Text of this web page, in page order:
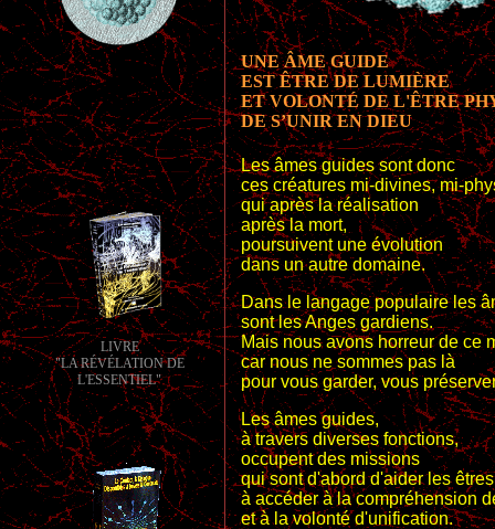
LIVRE
"LA RÉVÉLATION DE
L'ESSENTIEL"
UNE ÂME GUIDE
EST ÊTRE DE LUMIÈRE
ET VOLONTÉ DE L'ÊTRE
DE S’UNIR EN DIEU
Les âmes guides sont donc
ces créatures mi-divines, mi-
qui après la réalisation
après la mort,
poursuivent une évolution
dans un autre domaine.
Dans le langage populaire les
sont les Anges gardiens.
Mais nous avons horreur de ce
car nous ne sommes pas là
pour vous garder, vous
Les âmes guides,
à travers diverses fonctions,
occupent des missions
qui sont d'abord d'aider les êtres
à accéder à la compréhension
et à la volonté d'unification.